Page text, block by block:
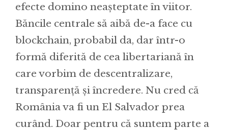
efecte domino neașteptate în viitor.
Băncile centrale să aibă de-a face cu
blockchain, probabil da, dar într-o
formă diferită de cea libertariană în
care vorbim de descentralizare,
transparență și încredere. Nu cred că
România va fi un El Salvador prea
curând. Doar pentru că suntem parte a